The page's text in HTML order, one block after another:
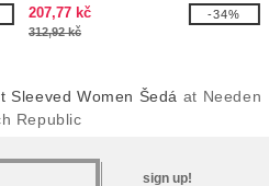
207,77 kč
312,92 kč
-34%
Sleeved Women Šedá at Needen
Republic
sign up!